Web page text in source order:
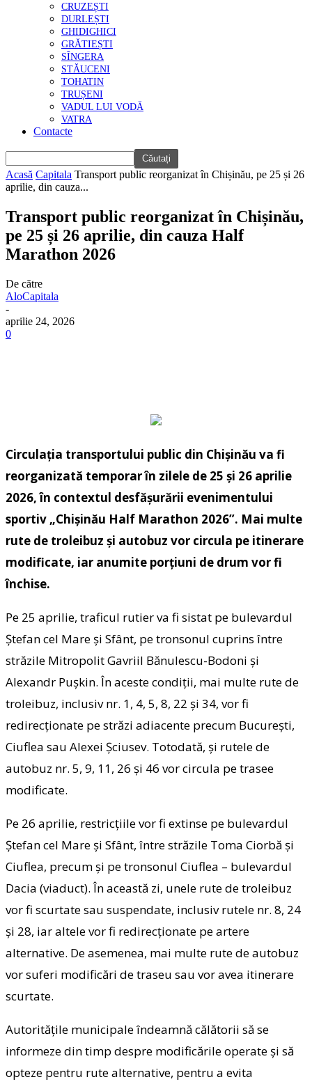
CRUZEȘTI
DURLEȘTI
GHIDIGHICI
GRĂTIEȘTI
SÎNGERA
STĂUCENI
TOHATIN
TRUȘENI
VADUL LUI VODĂ
VATRA
Contacte
Acasă Capitala Transport public reorganizat în Chișinău, pe 25 și 26
aprilie, din cauza...
Transport public reorganizat în Chișinău,
pe 25 și 26 aprilie, din cauza Half
Marathon 2026
De către
AloCapitala
-
aprilie 24, 2026
0
Circulația transportului public din Chișinău va fi
reorganizată temporar în zilele de 25 și 26 aprilie
2026, în contextul desfășurării evenimentului
sportiv „Chișinău Half Marathon 2026”. Mai multe
rute de troleibuz și autobuz vor circula pe itinerare
modificate, iar anumite porțiuni de drum vor fi
închise.
Pe 25 aprilie, traficul rutier va fi sistat pe bulevardul
Ștefan cel Mare și Sfânt, pe tronsonul cuprins între
străzile Mitropolit Gavriil Bănulescu-Bodoni și
Alexandr Pușkin. În aceste condiții, mai multe rute de
troleibuz, inclusiv nr. 1, 4, 5, 8, 22 și 34, vor fi
redirecționate pe străzi adiacente precum București,
Ciuflea sau Alexei Șciusev. Totodată, și rutele de
autobuz nr. 5, 9, 11, 26 și 46 vor circula pe trasee
modificate.
Pe 26 aprilie, restricțiile vor fi extinse pe bulevardul
Ștefan cel Mare și Sfânt, între străzile Toma Ciorbă și
Ciuflea, precum și pe tronsonul Ciuflea – bulevardul
Dacia (viaduct). În această zi, unele rute de troleibuz
vor fi scurtate sau suspendate, inclusiv rutele nr. 8, 24
și 28, iar altele vor fi redirecționate pe artere
alternative. De asemenea, mai multe rute de autobuz
vor suferi modificări de traseu sau vor avea itinerare
scurtate.
Autoritățile municipale îndeamnă călătorii să se
informeze din timp despre modificările operate și să
opteze pentru rute alternative, pentru a evita